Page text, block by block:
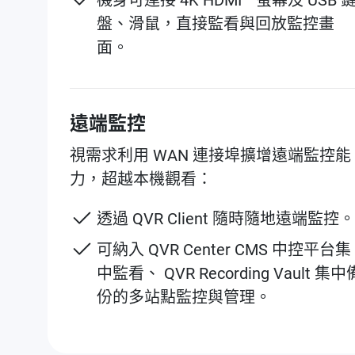
盤、滑鼠，直接監看與回放監控畫
面。
遠端監控
視需求利用 WAN 連接埠擴增遠端監控能
力，超越本機觀看：
️透過 QVR Client 隨時隨地遠端監控。
可納入 QVR Center CMS 中控平台集
中監看、 QVR Recording Vault 集中
份的多站點監控與管理。